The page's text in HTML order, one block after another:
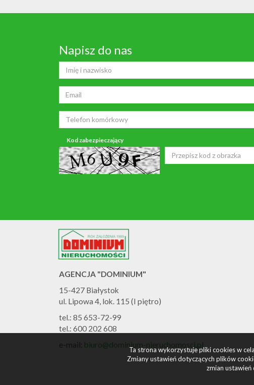
Napisz do nas
Kod zabezpieczający
AGENCJA "DOMINIUM"
15-427 Białystok
ul. Lipowa 4, lok. 115 (I piętro)
tel.: 85 653-72-99
tel.: 600 202 608
e-mail: biuro@dominium-nieruchomosci.pl
Ta strona wykorzystuje pliki cookies w
Zmiany ustawień dotyczących plików
zmian ustawień